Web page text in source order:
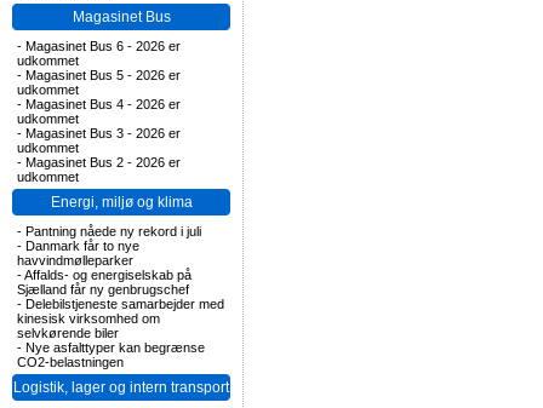
Magasinet Bus
- Magasinet Bus 6 - 2026 er
udkommet
- Magasinet Bus 5 - 2026 er
udkommet
- Magasinet Bus 4 - 2026 er
udkommet
- Magasinet Bus 3 - 2026 er
udkommet
- Magasinet Bus 2 - 2026 er
udkommet
Energi, miljø og klima
- Pantning nåede ny rekord i juli
- Danmark får to nye
havvindmølleparker
-Affalds- og energiselskab på
Sjælland får ny genbrugschef
- Delebilstjeneste samarbejder med
kinesisk virksomhed om
selvkørende biler
- Nye asfalttyper kan begrænse
CO2-belastningen
Logistik, lager og intern transport